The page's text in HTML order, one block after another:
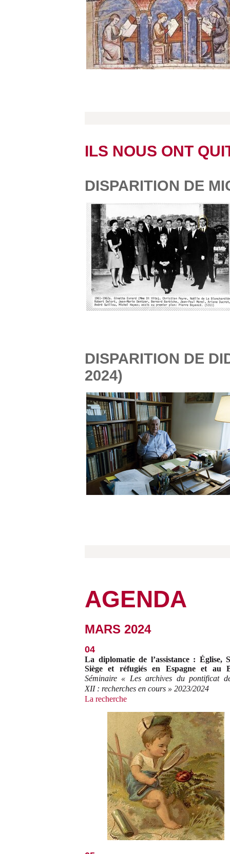
ILS NOUS ONT
DISPARITION DE
DISPARITION DE
2024)
AGENDA
MARS 2024
04
La diplomatie de l’assistance : Église,
Siège et réfugiés en Espagne et au
Séminaire « Les archives du pontificat
XII : recherches en cours » 2023/2024
La recherche